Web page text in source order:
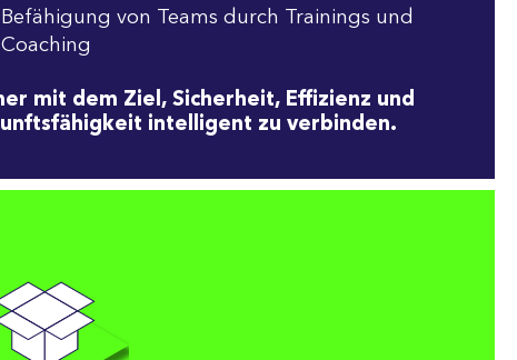
Befähigung von Teams durch Trainings und
Coaching
mit dem Ziel, Sicherheit, Effizienz und
intelligent zu verbinden.